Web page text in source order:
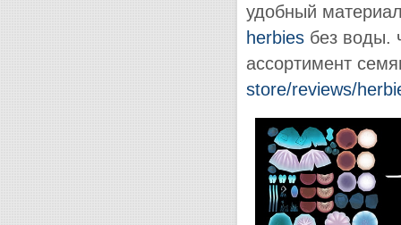
удобный
herbies без воды.
ассортимент
store/reviews/